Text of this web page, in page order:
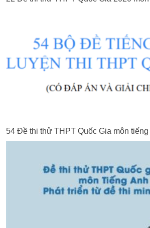
54 Đề thi thử THPT Quốc Gia môn tiếng